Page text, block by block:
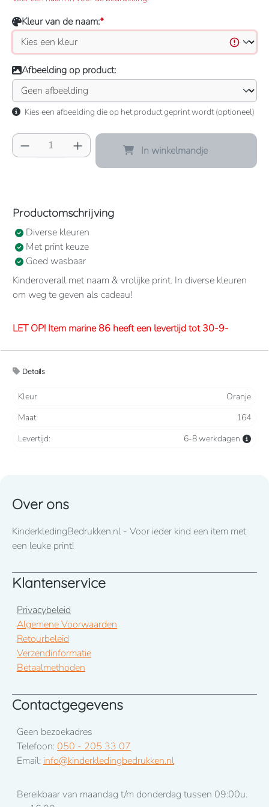
Kleur van de naam:*
Afbeelding op product:
Kies een afbeelding die op het product geprint wordt (optioneel)
Producthoeveelheid: Voer de gewenste
In winkelmandje
Productomschrijving
Diverse kleuren
Met print keuze
Goed wasbaar
Kinderoverall met naam & vrolijke print. In diverse kleuren
om weg te geven als cadeau!
LET OP! Item marine 86 heeft een levertijd tot 30-9-
Overalls 65% polyester, 35% katoen. 260 grams/m2.
Verdekte 2-weg ritssluiting en elastiek in rug/taille.
en duimstokzak.
ons op te nemen! 050-2053307
LET OP! Item fuchsia 86 heeft een lange levertijd tot eind
januari 2026
Details
Kleur
Oranje
Maat
164
Levertijd:
6-8 werkdagen
Over ons
KinderkledingBedrukken.nl - Voor ieder kind een item met
een leuke print!
Klantenservice
Privacybeleid
Algemene Voorwaarden
Retourbeleid
Verzendinformatie
Betaalmethoden
Contactgegevens
Geen bezoekadres
Telefoon: 050 - 205 33 07
Email: info@kinderkledingbedrukken.nl
Bereikbaar van maandag t/m donderdag tussen 09:00u.